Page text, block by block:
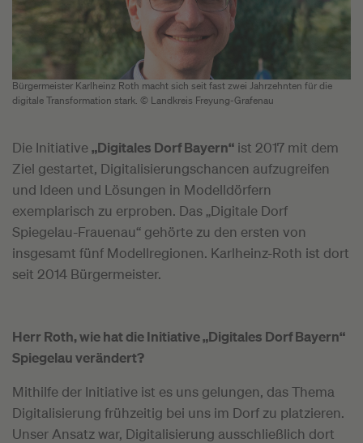
Bürgermeister Karlheinz Roth macht sich seit fast zwei Jahrzehnten für die
digitale Transformation stark. © Landkreis Freyung-Grafenau
Die Initiative„Digitales Dorf Bayern“ ist 2017 mit dem
Ziel gestartet, Digitalisierungschancen aufzugreifen
und Ideen und Lösungen in Modelldörfern
exemplarisch zu erproben. Das „Digitale Dorf
Spiegelau-Frauenau“ gehörte zu den ersten von
insgesamt fünf Modellregionen. Karlheinz-Roth ist dort
seit 2014 Bürgermeister.
Herr Roth, wie hat die Initiative „Digitales Dorf Bayern“
Spiegelau verändert?
Mithilfe der Initiative ist es uns gelungen, das Thema
Digitalisierung frühzeitig bei uns im Dorf zu platzieren.
Unser Ansatz war, Digitalisierung ausschließlich dort